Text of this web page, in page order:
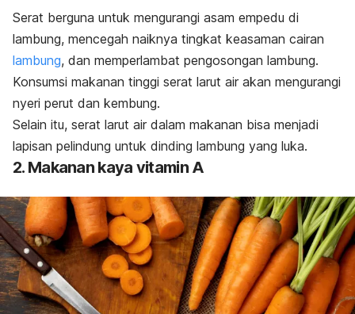
Serat berguna untuk mengurangi asam empedu di
lambung, mencegah naiknya tingkat keasaman cairan
lambung, dan memperlambat pengosongan lambung.
Konsumsi makanan tinggi serat larut air akan mengurangi
nyeri perut dan kembung.
Selain itu, serat larut air dalam makanan bisa menjadi
lapisan pelindung untuk dinding lambung yang luka.
2. Makanan kaya vitamin A